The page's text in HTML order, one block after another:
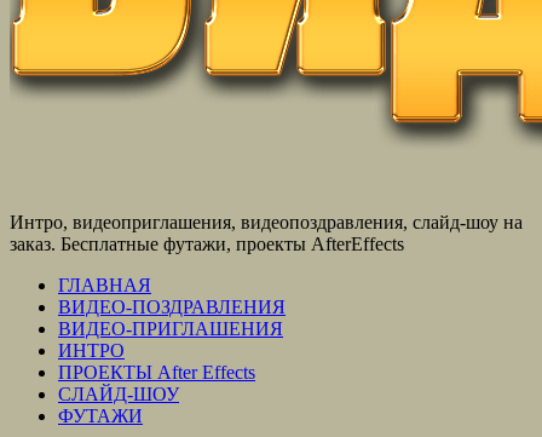
Интро, видеоприглашения, видеопоздравления, слайд-шоу на
заказ. Бесплатные футажи, проекты AfterEffects
ГЛАВНАЯ
ВИДЕО-ПОЗДРАВЛЕНИЯ
ВИДЕО-ПРИГЛАШЕНИЯ
ИНТРО
ПРОЕКТЫ After Effects
СЛАЙД-ШОУ
ФУТАЖИ